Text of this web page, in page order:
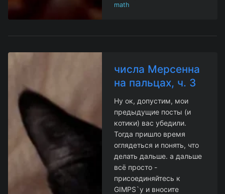
math
числа Мерсенна
на пальцах, ч. 3
Ну ок, допустим, мои
предыдущие посты (и
котики) вас убедили.
Тогда пришло время
оглядеться и понять, что
делать дальше. а дальше
всё просто -
присоединяйтесь к
GIMPS`у и вносите